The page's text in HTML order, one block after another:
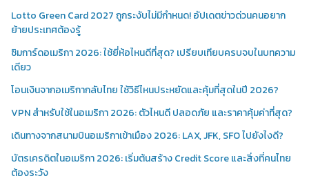
Lotto Green Card 2027 ถูกระงับไม่มีกำหนด! อัปเดตข่าวด่วนคนอยาก
ย้ายประเทศต้องรู้
ซิมการ์ดอเมริกา 2026: ใช้ยี่ห้อไหนดีที่สุด? เปรียบเทียบครบจบในบทความ
เดียว
โอนเงินจากอเมริกากลับไทย ใช้วิธีไหนประหยัดและคุ้มที่สุดในปี 2026?
VPN สำหรับใช้ในอเมริกา 2026: ตัวไหนดี ปลอดภัย และราคาคุ้มค่าที่สุด?
เดินทางจากสนามบินอเมริกาเข้าเมือง 2026: LAX, JFK, SFO ไปยังไงดี?
บัตรเครดิตในอเมริกา 2026: เริ่มต้นสร้าง Credit Score และสิ่งที่คนไทย
ต้องระวัง